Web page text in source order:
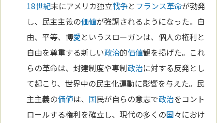
18世紀末にアメリカ独立戦争と フランス革命が勃発
し、民主主義の価値が強調されるようになった。自
由、平等、博愛というスローガンは、個人の権利と
自由を尊重する新しい政治的価値観を掲げた。これ
らの革命は、封建制度や専制政治に対する反発とし
て起こり、世界中の民主化運動に影響を与えた。民
主主義の価値は、 国民が自らの意志で政治をコント
ロールする権利を確立し、現代の多くの国々におけ